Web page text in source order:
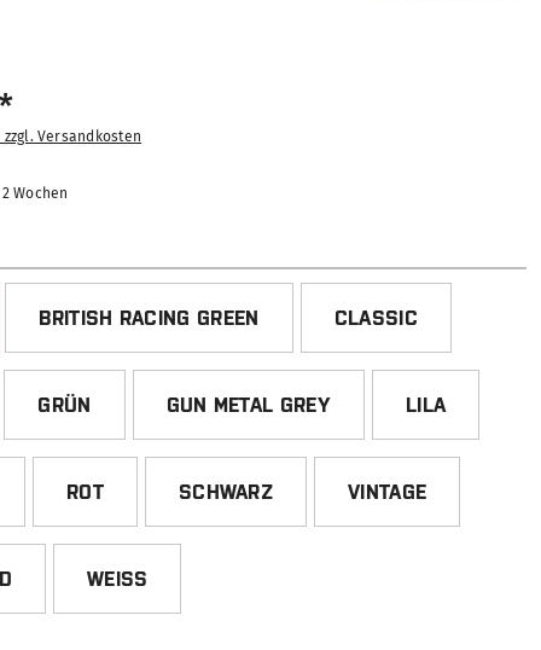
Versandkosten
Wochen
BRITISH RACING GREEN CLASSIC
GRÜN GUN METAL GREY LILA
ROT SCHWARZ VINTAGE
WEISS